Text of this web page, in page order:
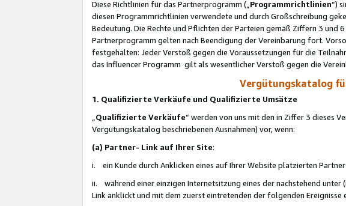
Diese Richtlinien für das Partnerprogramm („Programmrichtlinien“)
diesen Programmrichtlinien verwendete und durch Großschreibung
Bedeutung. Die Rechte und Pflichten der Parteien gemäß Ziffern 3
Partnerprogramm gelten nach Beendigung der Vereinbarung fort.
festgehalten: Jeder Verstoß gegen die Voraussetzungen für die
das Influencer Programm gilt als wesentlicher Verstoß gegen die
Vergütungskatalog
1. Qualifizierte Verkäufe und Qualifizierte Umsätze
Qualifizierte Verkäufe“ werden von uns mit den in Ziffer 3 dieses
Vergütungskatalog beschriebenen Ausnahmen) vor, wenn:
(a) Partner- Link auf Ihrer Site:
i. ein Kunde durch Anklicken eines auf Ihrer Website platzierten
ii. während einer einzigen Internetsitzung eines der nachstehend unter
Link anklickt und mit dem zuerst eintretenden der folgenden Ereignisse